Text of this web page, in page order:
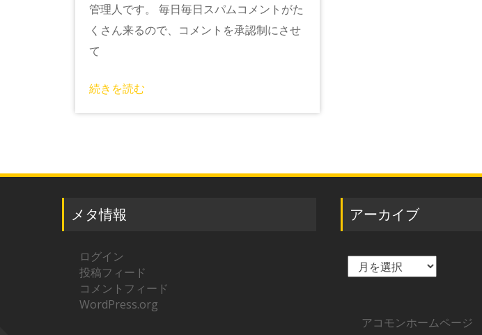
管理人です。 毎日毎日スパムコメントがた
くさん来るので、コメントを承認制にさせ
て
続きを読む
メタ情報
ログイン
投稿フィード
コメントフィード
WordPress.org
アーカイブ
ア
アコモンホームページ